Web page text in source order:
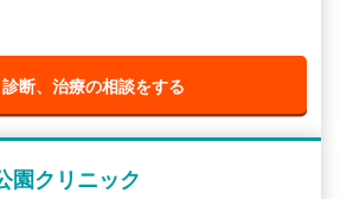
診断、治療の相談をする
園クリニック